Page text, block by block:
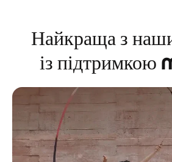
Найкраща з
із підтримкою